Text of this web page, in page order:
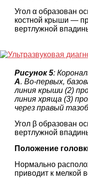
Угол α образован
костной крыши —
вертлужной
Рисунок 5:
A. Во-первых,
линия крыши (2)
линия хряща (3)
через правый
Угол β образован
вертлужной
Положение
Нормально
приводит к мелкой